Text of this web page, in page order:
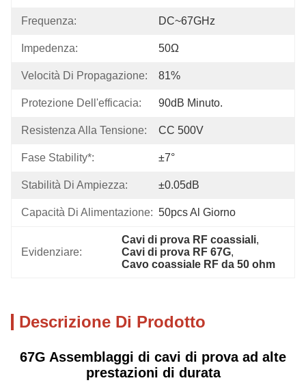
Frequenza: DC~67GHz
Impedenza: 50Ω
Velocità Di Propagazione: 81%
Protezione Dell'efficacia: 90dB Minuto.
Resistenza Alla Tensione: CC 500V
Fase Stability*: ±7°
Stabilità Di Ampiezza: ±0.05dB
Capacità Di Alimentazione: 50pcs Al Giorno
Evidenziare:
Cavi di prova RF coassiali,
Cavi di prova RF 67G,
Cavo coassiale RF da 50 ohm
Descrizione Di Prodotto
67G Assemblaggi di cavi di prova ad alte
prestazioni di durata